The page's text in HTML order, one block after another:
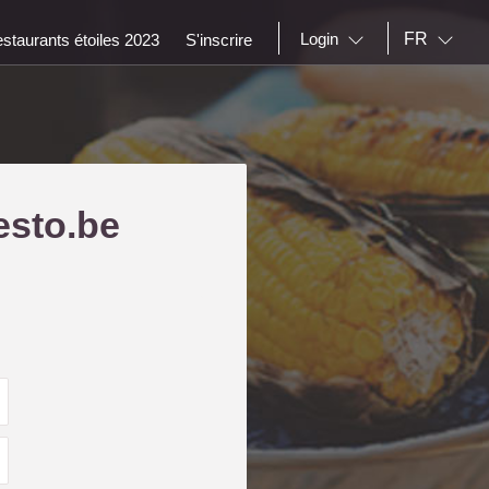
étoiles 2023 S'inscrire Login FR